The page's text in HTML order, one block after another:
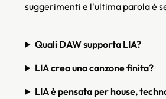
suggerimenti e l'ultima parola è
Quali DAW supporta LIA?
LIA crea una canzone finita?
LIA è pensata per house,